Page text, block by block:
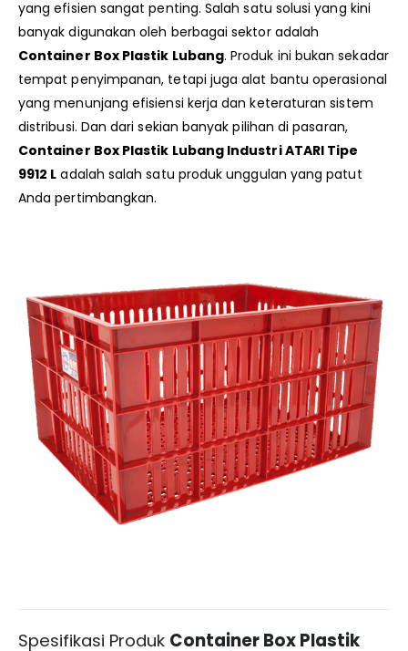
yang efisien sangat penting. Salah satu solusi yang kini
banyak digunakan oleh berbagai sektor adalah
Container Box Plastik Lubang. Produk ini bukan sekadar
tempat penyimpanan, tetapi juga alat bantu operasional
yang menunjang efisiensi kerja dan keteraturan sistem
distribusi. Dan dari sekian banyak pilihan di pasaran,
Container Box Plastik Lubang Industri ATARI Tipe
9912 L adalah salah satu produk unggulan yang patut
Anda pertimbangkan.
Spesifikasi Produk Container Box Plastik